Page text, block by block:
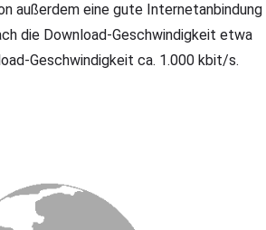
außerdem eine gute Internetanbindung
die Download-Geschwindigkeit etwa
Geschwindigkeit ca. 1.000 kbit/s.